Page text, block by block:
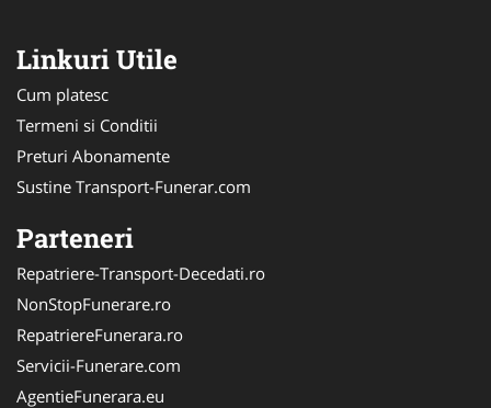
Linkuri Utile
Cum platesc
Termeni si Conditii
Preturi Abonamente
Sustine Transport-Funerar.com
Parteneri
Repatriere-Transport-Decedati.ro
NonStopFunerare.ro
RepatriereFunerara.ro
Servicii-Funerare.com
AgentieFunerara.eu